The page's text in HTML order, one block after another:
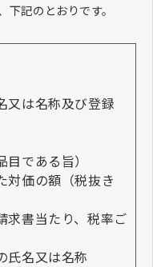
記のとおりです。
又は名称及び登録
である旨）
対価の額（税抜き
求書当たり、税率ご
氏名又は名称